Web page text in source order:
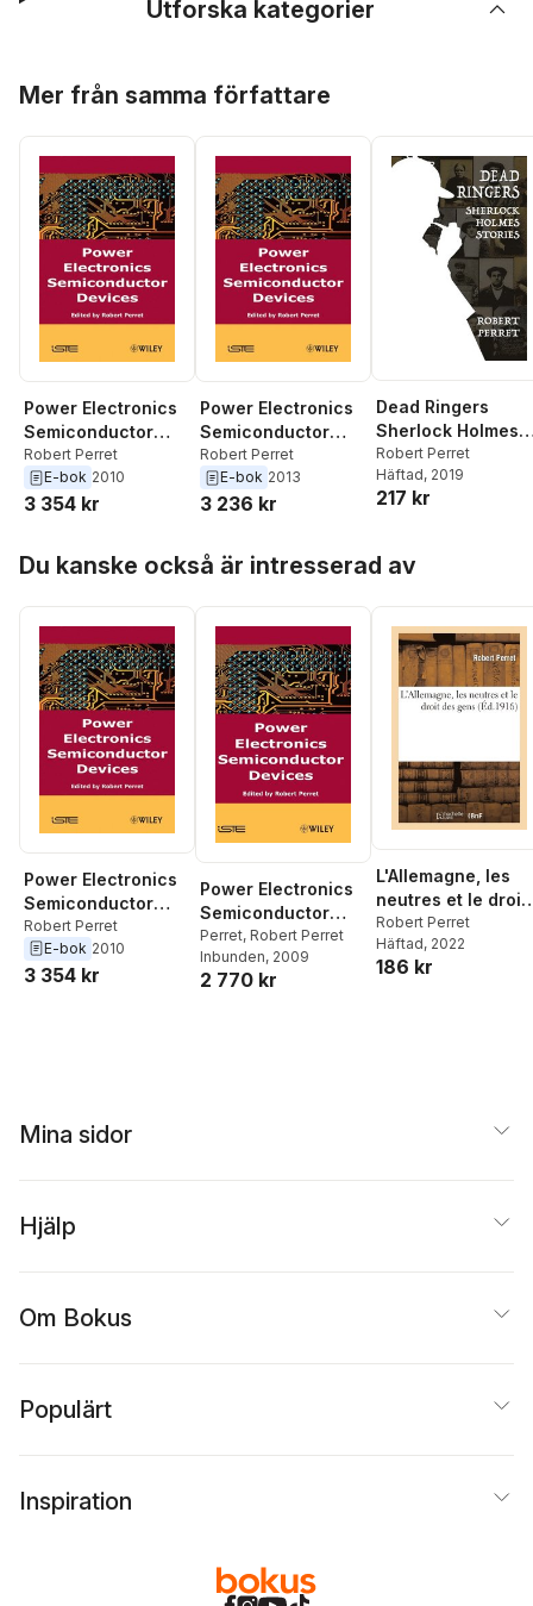
Utforska kategorier
Mer från samma författare
Power Electronics
Semiconductor
Devices
Robert Perret
E-bok 2010
3 354 kr
Power Electronics
Semiconductor
Devices
Robert Perret
E-bok 2013
3 236 kr
Dead Ringers
Sherlock Holmes
Stories
Robert Perret
Häftad, 2019
217 kr
Du kanske också är intresserad av
Power Electronics
Semiconductor
Devices
Robert Perret
E-bok 2010
3 354 kr
Power Electronics
Semiconductor
Devices
Perret, Robert Perret
Inbunden, 2009
2 770 kr
L'Allemagne, les
neutres et le droit
des gens
Robert Perret
Häftad, 2022
186 kr
Mina sidor
Hjälp
Om Bokus
Populärt
Inspiration